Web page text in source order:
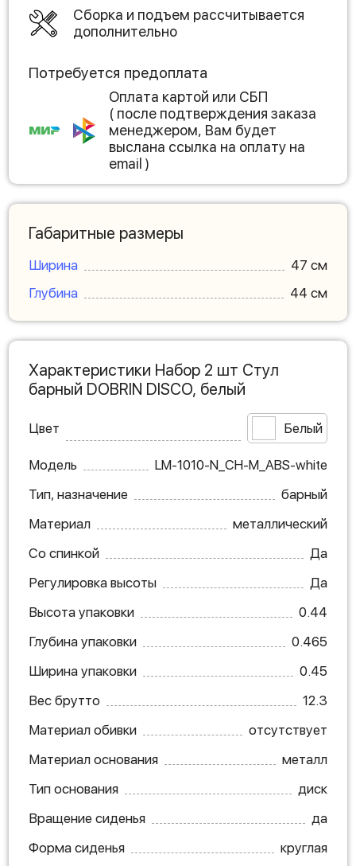
Сборка и подъем рассчитывается
дополнительно
Потребуется предоплата
Оплата картой или СБП
( после подтверждения заказа
менеджером, Вам будет
выслана ссылка на оплату на
email )
Габаритные размеры
Ширина
47 см
Глубина
44 см
Характеристики Набор 2 шт Стул
барный DOBRIN DISCO, белый
Цвет Белый
Модель
LM-1010-N_CH-M_ABS-white
Тип, назначение
барный
Материал
металлический
Со спинкой
Да
Регулировка высоты
Да
Высота упаковки
0.44
Глубина упаковки
0.465
Ширина упаковки
0.45
Вес брутто
12.3
Материал обивки
отсутствует
Материал основания
металл
Тип основания
диск
Вращение сиденья
да
Форма сиденья
круглая